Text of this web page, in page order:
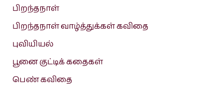
பிறந்தநாள்
பிறந்தநாள் வாழ்த்துக்கள் கவிதை
புவியியல்
பூனை குட்டிக் கதைகள்
பெண் கவிதை